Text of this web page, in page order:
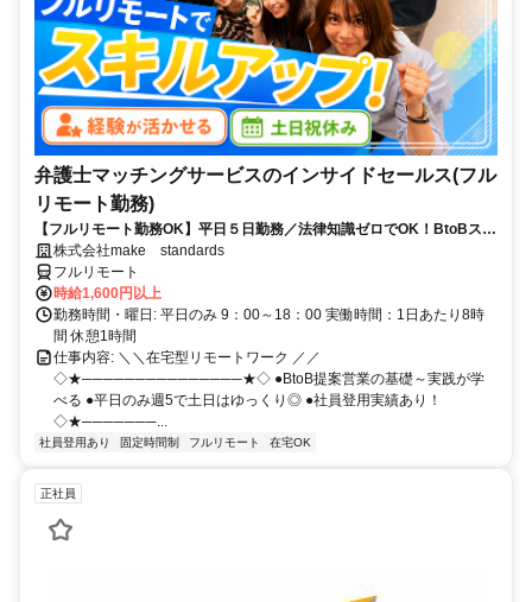
弁護士マッチングサービスのインサイドセールス(フル
リモート勤務)
【フルリモート勤務OK】平日５日勤務／法律知識ゼロでOK！BtoBスキ
ルが身につく営業職
株式会社make standards
フルリモート
時給1,600円以上
勤務時間・曜日: 平日のみ 9：00～18：00 実働時間：1日あたり8時
間 休憩1時間
仕事内容: ＼＼在宅型リモートワーク ／／
◇★───────────────★◇ ●BtoB提案営業の基礎～実践が学
べる ●平日のみ週5で土日はゆっくり◎ ●社員登用実績あり！
◇★───────...
社員登用あり 固定時間制 フルリモート 在宅OK
正社員